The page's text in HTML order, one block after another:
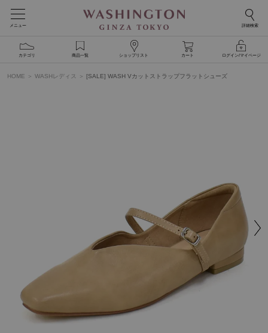
メニュー 詳細検索
カテゴリ 商品一覧 ショップリスト カート ログイン/マイページ
HOME WASHレディス [SALE] WASH Vカットストラップフラットシューズ